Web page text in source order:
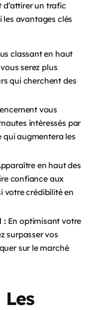
d’attirer un trafic
les avantages clés
classant en haut
serez plus
qui cherchent des
vous
intéressés par
qui augmentera les
en haut des
confiance aux
votre crédibilité en
:En optimisant votre
surpasser vos
sur le marché